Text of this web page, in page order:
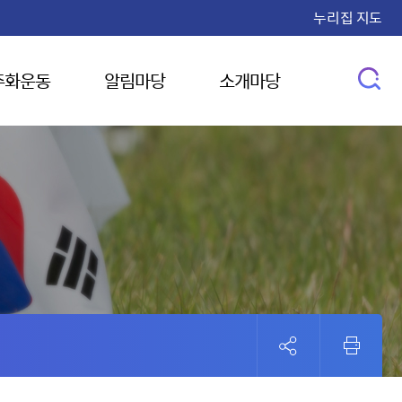
누리집 지도
운동 알림마당 소개마당